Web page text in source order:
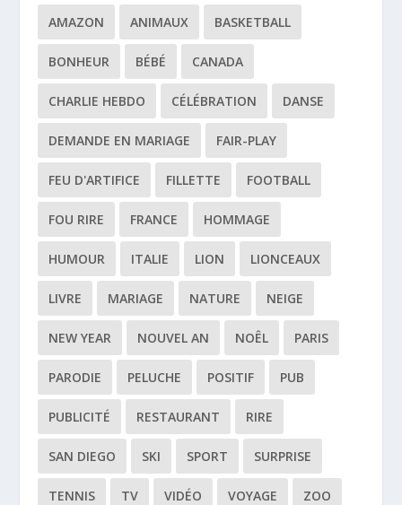
AMAZON ANIMAUX BASKETBALL
BONHEUR BÉBÉ CANADA
CHARLIE HEBDO CÉLÉBRATION DANSE
DEMANDE EN MARIAGE FAIR-PLAY
FEU D'ARTIFICE FILLETTE FOOTBALL
FOU RIRE FRANCE HOMMAGE
HUMOUR ITALIE LION LIONCEAUX
LIVRE MARIAGE NATURE NEIGE
NEW YEAR NOUVEL AN NOÊL PARIS
PARODIE PELUCHE POSITIF PUB
PUBLICITÉ RESTAURANT RIRE
SAN DIEGO SKI SPORT SURPRISE
TENNIS TV VIDÉO VOYAGE ZOO